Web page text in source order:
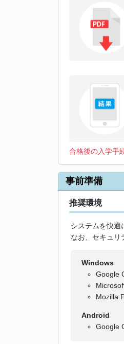
合格後の入学手
事前準備
推奨環境
システムを快適
なお、セキュリ
Windows
Google
Mozilla
Android
Google